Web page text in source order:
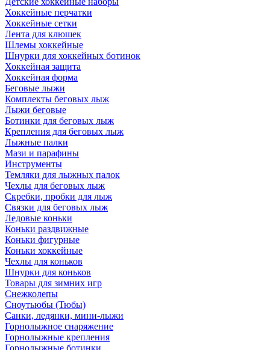
Хоккейные перчатки
Хоккейные сетки
Лента для клюшек
Шлемы хоккейные
Шнурки для хоккейных ботинок
Хоккейная защита
Хоккейная форма
Беговые лыжи
Комплекты беговых лыж
Лыжи беговые
Ботинки для беговых лыж
Крепления для беговых лыж
Лыжные палки
Мази и парафины
Инструменты
Темляки для лыжных палок
Чехлы для беговых лыж
Скребки, пробки для лыж
Связки для беговых лыж
Ледовые коньки
Коньки раздвижные
Коньки фигурные
Коньки хоккейные
Чехлы для коньков
Шнурки для коньков
Товары для зимних игр
Снежколепы
Сноутьюбы (Тюбы)
Санки, ледянки, мини-лыжи
Горнолыжное снаряжение
Горнолыжные крепления
Горнолыжные ботинки